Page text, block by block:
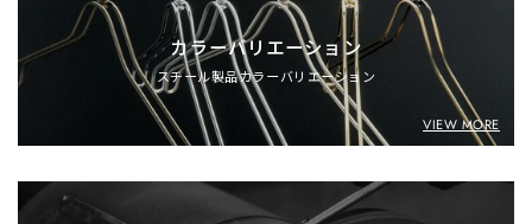
カラーバリエーション
スチール製品カラーバリエーション
VIEW MORE